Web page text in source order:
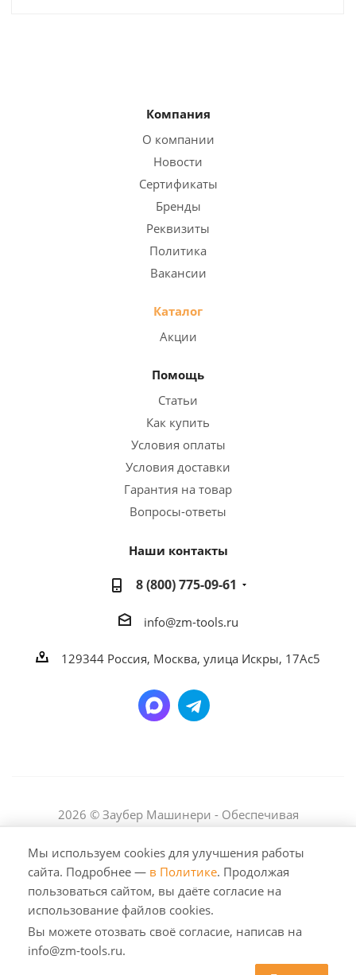
Компания
О компании
Новости
Сертификаты
Бренды
Реквизиты
Политика
Вакансии
Каталог
Акции
Помощь
Статьи
Как купить
Условия оплаты
Условия доставки
Гарантия на товар
Вопросы-ответы
Наши контакты
8 (800) 775-09-61
info@zm-tools.ru
129344 Россия, Москва, улица Искры, 17Ас5
2026 © Заубер Машинери - Обеспечивая
использование либо копирование материалов или
подборки материалов сайта, элементов дизайна и
оформления допускается лишь с разрешения
правообладателя и только со ссылкой на источник:
https://zm-tools.ru
Мы используем cookies для улучшения работы
сайта. Подробнее — в Политике. Продолжая
пользоваться сайтом, вы даёте согласие на
использование файлов cookies.
Вы можете отозвать своё согласие, написав на
info@zm-tools.ru.